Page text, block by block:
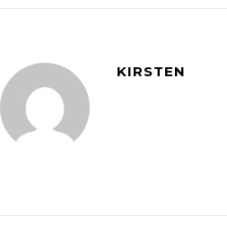
KIRSTEN